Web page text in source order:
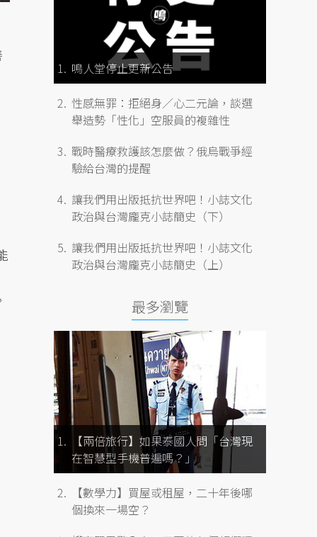
鳴人堂停止更新公告
性感無罪：拒絕身／心二元論，談選
舉造勢「性化」空服員的複雜性
戰時醫療救護該怎麼做？俄烏戰爭經
驗給台灣的提醒
讓我們用出版抵抗世界吧！小誌文化
政治與台灣龐克小誌簡史（下）
讓我們用出版抵抗世界吧！小誌文化
政治與台灣龐克小誌簡史（上）
最多瀏覽
【兩倍旅行】如果泰國人問「台灣現
在智慧型手機普遍嗎？」
【數學力】買屋或租屋，二十年後哪
個換來一場空？